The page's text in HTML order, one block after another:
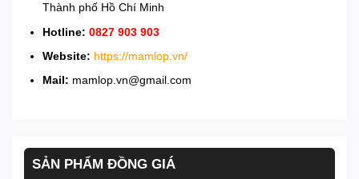
Thành phố Hồ Chí Minh
Hotline: 0827 903 903
Website: https://mamlop.vn/
Mail: mamlop.vn@gmail.com
SẢN PHẨM ĐỒNG GIÁ